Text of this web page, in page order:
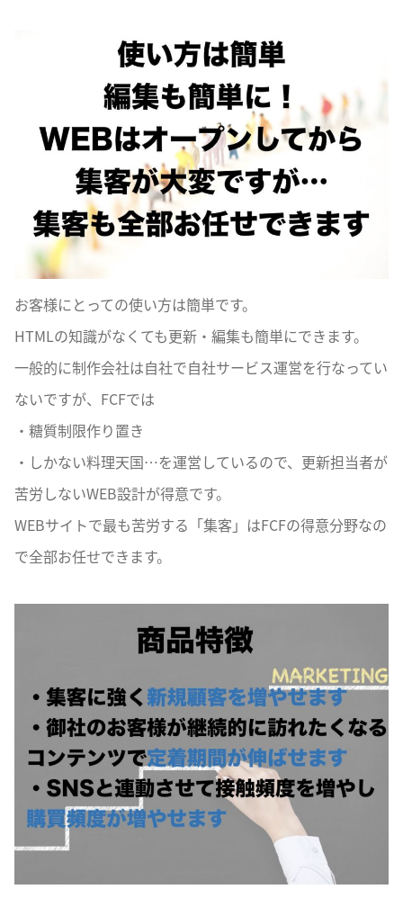
お客様にとっての使い方は簡単です。
HTMLの知識がなくても更新・編集も簡単にできます。
一般的に制作会社は自社で自社サービス運営を行なってい
ないですが、FCFでは
・糖質制限作り置き
・しかない料理天国…を運営しているので、更新担当者が
苦労しないWEB設計が得意です。
WEBサイトで最も苦労する「集客」はFCFの得意分野なの
で全部お任せできます。